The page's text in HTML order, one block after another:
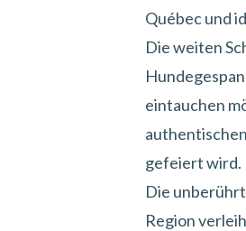
Québec und
Die weiten
eintauchen
gefeiert wird.
Die
Region